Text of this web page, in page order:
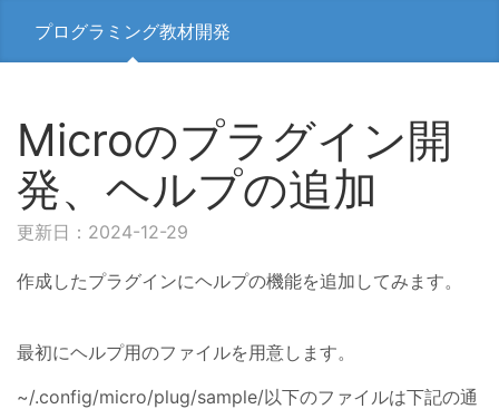
プログラミング教材開発
Microのプラグイン開
発、ヘルプの追加
更新日：2024-12-29
作成したプラグインにヘルプの機能を追加してみます。
最初にヘルプ用のファイルを用意します。
~/.config/micro/plug/sample/以下のファイルは下記の通